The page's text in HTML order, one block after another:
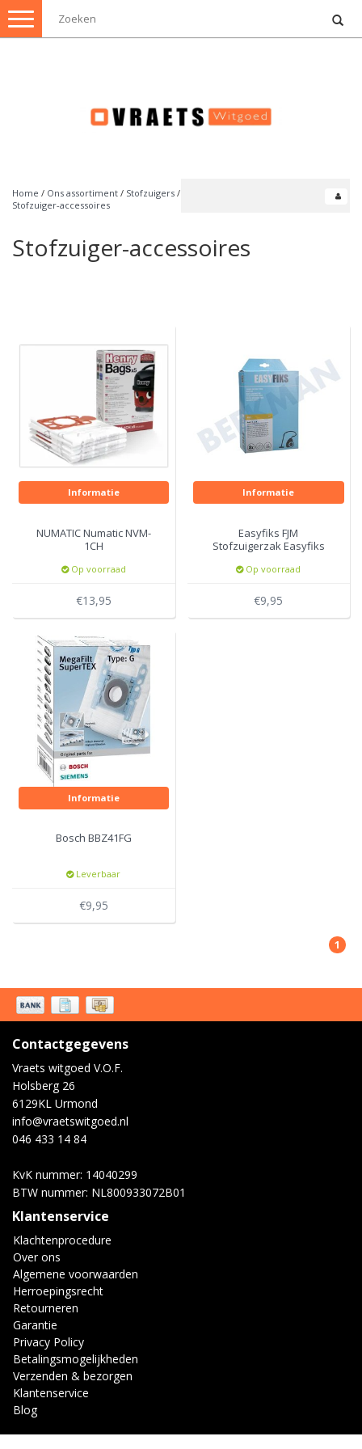
Toggle
navigation
Home / Ons assortiment / Stofzuigers /
Stofzuiger-accessoires
Stofzuiger-accessoires
Informatie
NUMATIC Numatic NVM-
1CH
Op voorraad
€13,95
Informatie
Easyfiks FJM
Stofzuigerzak Easyfiks
Op voorraad
€9,95
Informatie
Bosch BBZ41FG
Leverbaar
€9,95
1
Contactgegevens
Vraets witgoed V.O.F.
Holsberg 26
6129KL Urmond
info@vraetswitgoed.nl
046 433 14 84
KvK nummer: 14040299
BTW nummer: NL800933072B01
Klantenservice
Klachtenprocedure
Over ons
Algemene voorwaarden
Herroepingsrecht
Retourneren
Garantie
Privacy Policy
Betalingsmogelijkheden
Verzenden & bezorgen
Klantenservice
Blog